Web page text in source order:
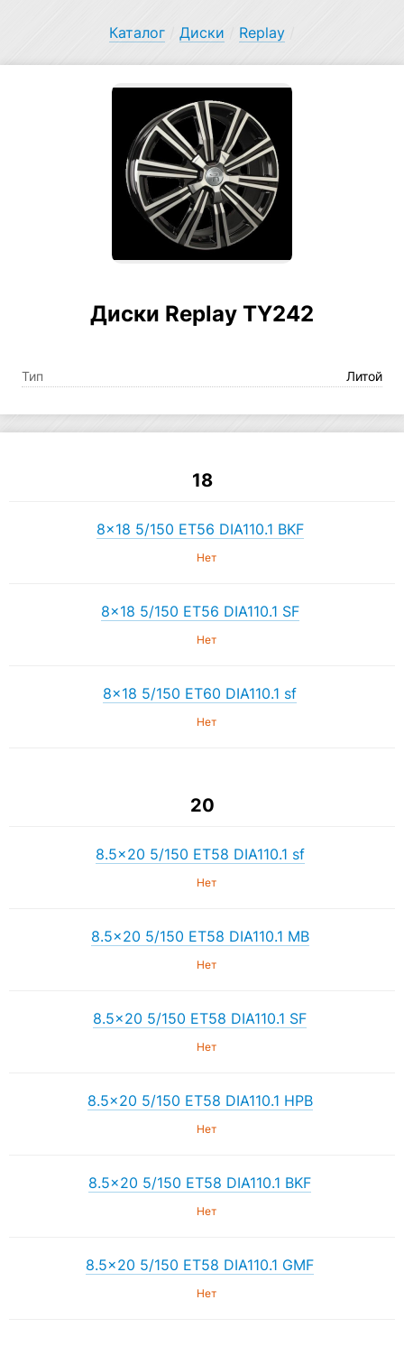
Каталог Диски Replay
Диски Replay TY242
Тип Литой
18
8×18 5/150 ET56 DIA110.1 BKF
Нет
8×18 5/150 ET56 DIA110.1 SF
Нет
8×18 5/150 ET60 DIA110.1 sf
Нет
20
8.5×20 5/150 ET58 DIA110.1 sf
Нет
8.5×20 5/150 ET58 DIA110.1 MB
Нет
8.5×20 5/150 ET58 DIA110.1 SF
Нет
8.5×20 5/150 ET58 DIA110.1 HPB
Нет
8.5×20 5/150 ET58 DIA110.1 BKF
Нет
8.5×20 5/150 ET58 DIA110.1 GMF
Нет